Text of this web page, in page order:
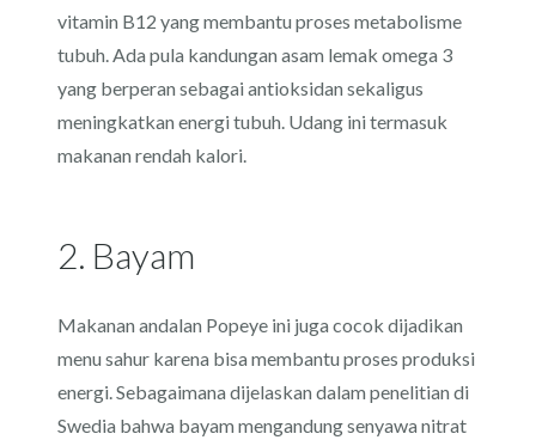
vitamin B12 yang membantu proses metabolisme
tubuh. Ada pula kandungan asam lemak omega 3
yang berperan sebagai antioksidan sekaligus
meningkatkan energi tubuh. Udang ini termasuk
makanan rendah kalori.
2. Bayam
Makanan andalan Popeye ini juga cocok dijadikan
menu sahur karena bisa membantu proses produksi
energi. Sebagaimana dijelaskan dalam penelitian di
Swedia bahwa bayam mengandung senyawa nitrat